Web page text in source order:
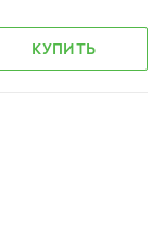
КУПИТЬ